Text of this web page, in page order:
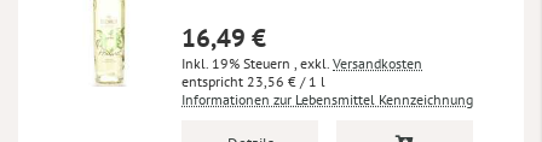
16,49 €
Inkl. 19% Steuern , exkl. Versandkosten
23,56 € / 1 l
Informationen zur Lebensmittel Kennzeichnung